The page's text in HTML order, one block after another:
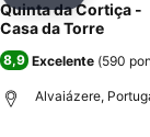
Quinta da Cortiça -
Casa da Torre
8,9 Excelente (590
Alvaiázere,